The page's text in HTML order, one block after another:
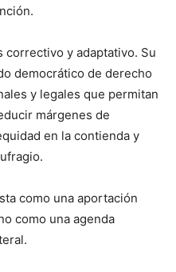
correctivo y adaptativo. Su
democrático de derecho
y legales que permitan
márgenes de
en la contienda y
como una aportación
como una agenda